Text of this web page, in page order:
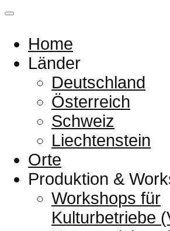
Home
Länder
Deutschland
Österreich
Schweiz
Liechtenstein
Orte
Produktion &
Workshops für
Kulturbetriebe